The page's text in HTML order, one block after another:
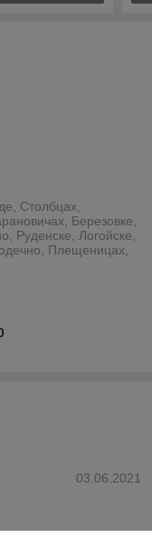
Столбцах,
Березовке,
Руденске, Логойске,
Плещеницах,
03.06.2021